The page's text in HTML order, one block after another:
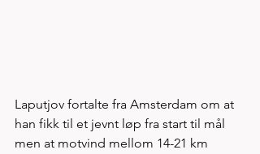
Laputjov fortalte fra Amsterdam om at
han fikk til et jevnt løp fra start til mål
men at motvind mellom 14-21 km